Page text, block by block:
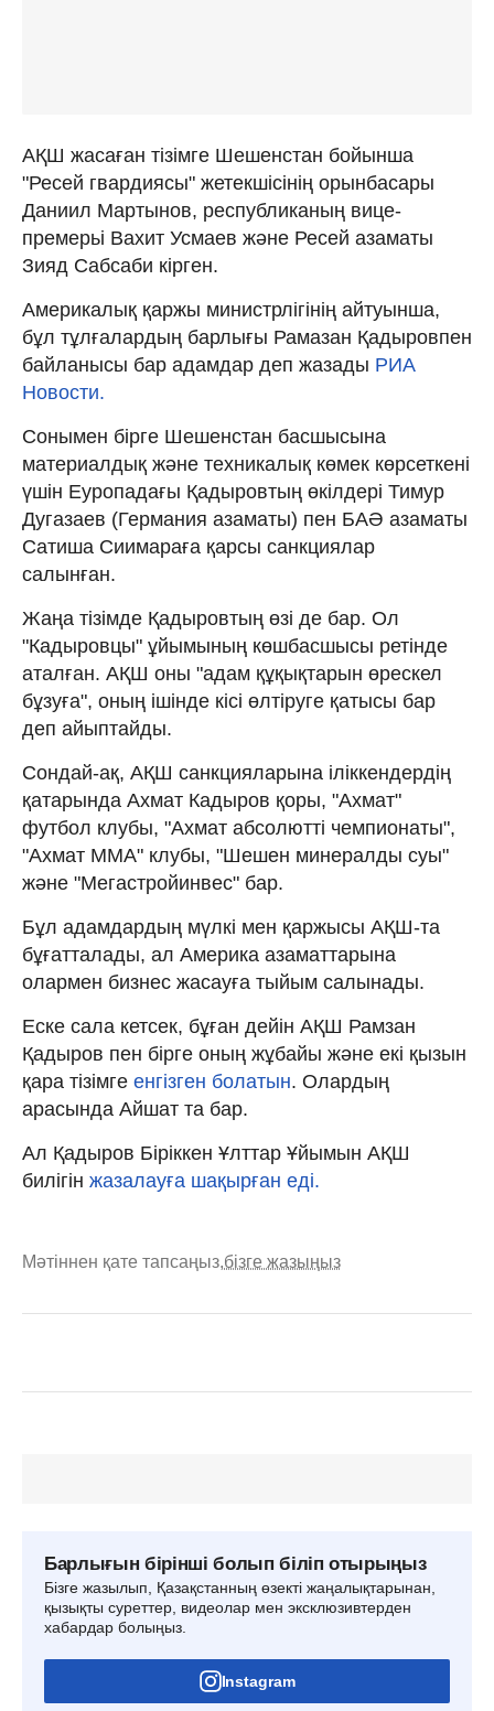
АҚШ жасаған тізімге Шешенстан бойынша
"Ресей гвардиясы" жетекшісінің орынбасары
Даниил Мартынов, республиканың вице-
премерьі Вахит Усмаев және Ресей азаматы
Зияд Сабсаби кірген.
Америкалық қаржы министрлігінің айтуынша,
бұл тұлғалардың барлығы Рамазан Қадыровпен
байланысы бар адамдар деп жазады РИА
Новости.
Сонымен бірге Шешенстан басшысына
материалдық және техникалық көмек көрсеткені
үшін Еуропадағы Қадыровтың өкілдері Тимур
Дугазаев (Германия азаматы) пен БАӘ азаматы
Сатиша Сиимараға қарсы санкциялар
салынған.
Жаңа тізімде Қадыровтың өзі де бар. Ол
"Кадыровцы" ұйымының көшбасшысы ретінде
аталған. АҚШ оны "адам құқықтарын өрескел
бұзуға", оның ішінде кісі өлтіруге қатысы бар
деп айыптайды.
Сондай-ақ, АҚШ санкцияларына іліккендердің
қатарында Ахмат Кадыров қоры, "Ахмат"
футбол клубы, "Ахмат абсолютті чемпионаты",
"Ахмат MMA" клубы, "Шешен минералды суы"
және "Мегастройинвес" бар.
Бұл адамдардың мүлкі мен қаржысы АҚШ-та
бұғатталады, ал Америка азаматтарына
олармен бизнес жасауға тыйым салынады.
Еске сала кетсек, бұған дейін АҚШ Рамзан
Қадыров пен бірге оның жұбайы және екі қызын
қара тізімге енгізген болатын. Олардың
арасында Айшат та бар.
Ал Қадыров Біріккен Ұлттар Ұйымын АҚШ
билігін жазалауға шақырған еді.
Мәтіннен қате тапсаңыз,бізге жазыңыз
Барлығын бірінші болып біліп отырыңыз
Бізге жазылып, Қазақстанның өзекті жаңалықтарынан,
қызықты суреттер, видеолар мен эксклюзивтерден
хабардар болыңыз.
Instagram